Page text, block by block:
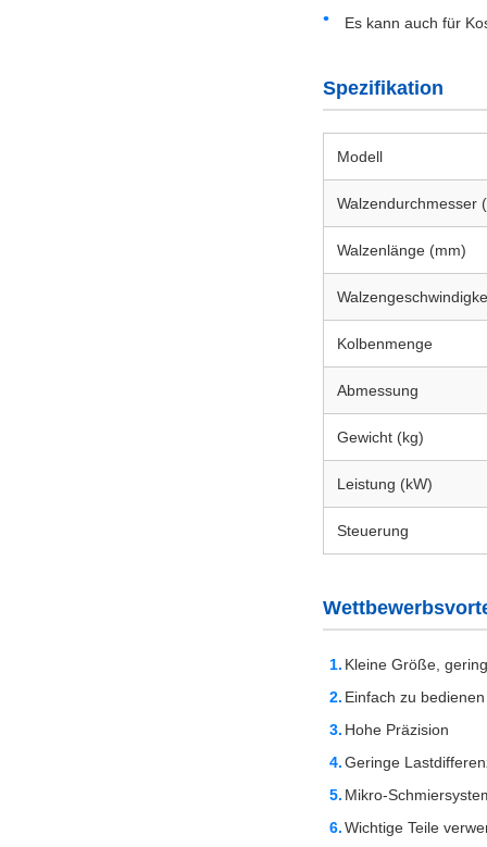
Es kann auch für
Spezifikation
Modell
Walzendurchmesser
Walzenlänge (mm)
Kolbenmenge
Abmessung
Gewicht (kg)
Leistung (kW)
Steuerung
Kleine Größe,
Einfach zu
Hohe Präzision
Geringe
Mikro-
Wichtige Teile